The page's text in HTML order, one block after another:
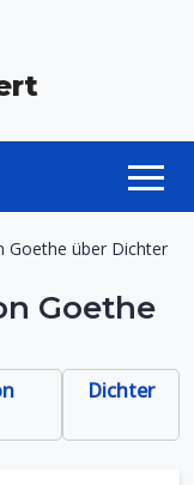
Goethe über Dichter
Goethe
Dichter